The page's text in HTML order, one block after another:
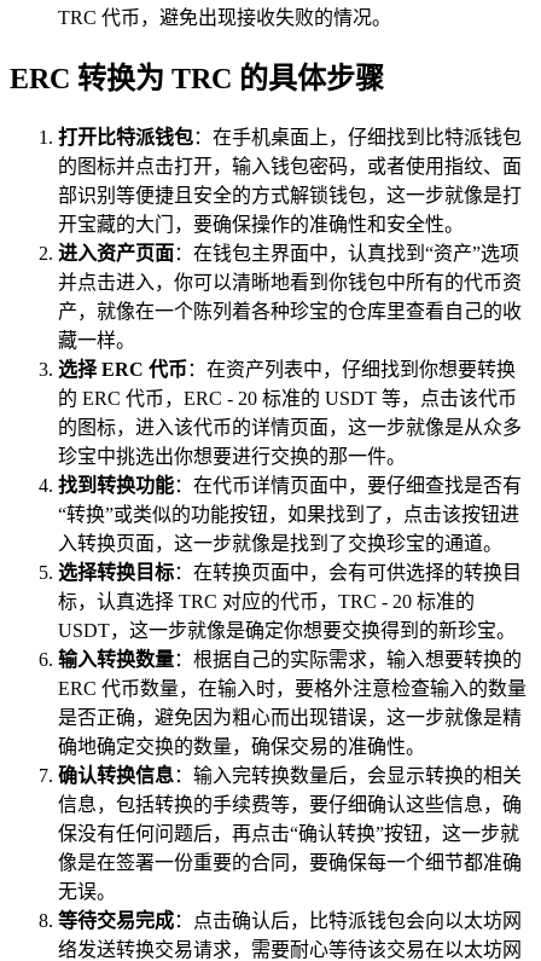
TRC 代币，避免出现接收失败的情况。
ERC 转换为 TRC 的具体步骤
打开比特派钱包：在手机桌面上，仔细找到比特派钱包
的图标并点击打开，输入钱包密码，或者使用指纹、面
部识别等便捷且安全的方式解锁钱包，这一步就像是打
开宝藏的大门，要确保操作的准确性和安全性。
进入资产页面：在钱包主界面中，认真找到“资产”选项
并点击进入，你可以清晰地看到你钱包中所有的代币资
产，就像在一个陈列着各种珍宝的仓库里查看自己的收
藏一样。
选择 ERC 代币 ：在资产列表中，仔细找到你想要转换
的 ERC 代币，ERC - 20 标准的 USDT 等，点击该代币
的图标，进入该代币的详情页面，这一步就像是从众多
珍宝中挑选出你想要进行交换的那一件。
找到转换功能：在代币详情页面中，要仔细查找是否有
“转换”或类似的功能按钮，如果找到了，点击该按钮进
入转换页面，这一步就像是找到了交换珍宝的通道。
选择转换目标：在转换页面中，会有可供选择的转换目
标，认真选择 TRC 对应的代币，TRC - 20 标准的
USDT，这一步就像是确定你想要交换得到的新珍宝。
输入转换数量：根据自己的实际需求，输入想要转换的
ERC 代币数量，在输入时，要格外注意检查输入的数量
是否正确，避免因为粗心而出现错误，这一步就像是精
确地确定交换的数量，确保交易的准确性。
确认转换信息：输入完转换数量后，会显示转换的相关
信息，包括转换的手续费等，要仔细确认这些信息，确
保没有任何问题后，再点击“确认转换”按钮，这一步就
像是在签署一份重要的合同，要确保每一个细节都准确
无误。
等待交易完成：点击确认后，比特派钱包会向以太坊网
络发送转换交易请求，需要耐心等待该交易在以太坊网